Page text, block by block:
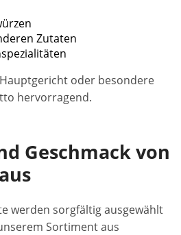
Zutaten
oder besondere
hervorragend.
Geschmack von
werden sorgfältig ausgewählt
Sortiment aus